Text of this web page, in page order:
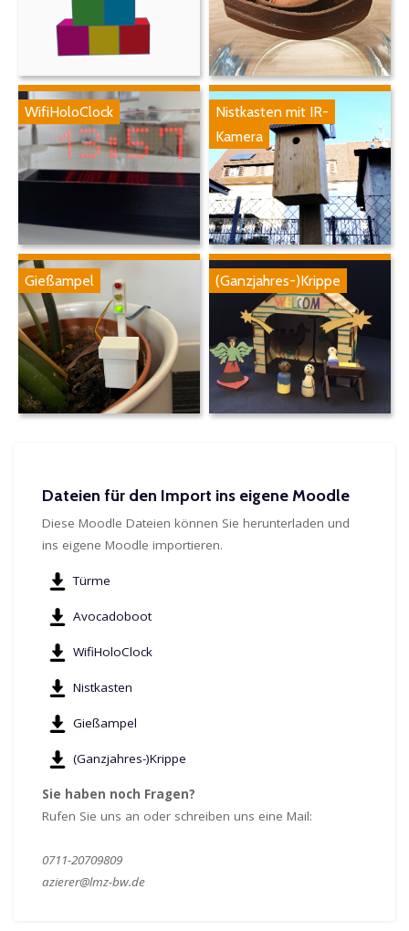
WifiHoloClock
Nistkasten mit IR-
Kamera
Gießampel (Ganzjahres-)Krippe
Dateien für den Import ins eigene Moodle
Diese Moodle Dateien können Sie herunterladen und
ins eigene Moodle importieren.
Türme
Avocadoboot
WifiHoloClock
Nistkasten
Gießampel
(Ganzjahres-)Krippe
Sie haben noch Fragen?
Rufen Sie uns an oder schreiben uns eine Mail:
0711-20709809
azierer@lmz-bw.de